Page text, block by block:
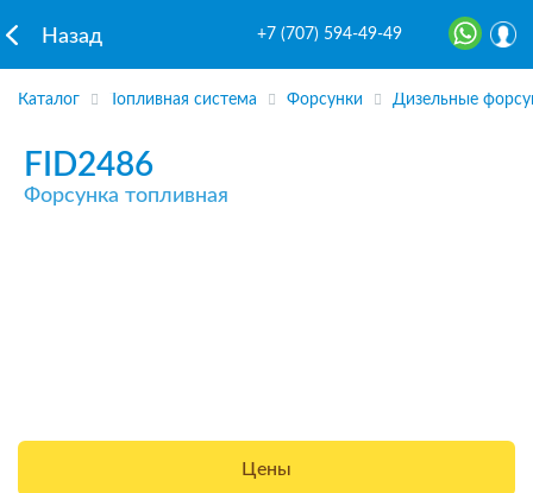
Назад +7 (707) 594-49-49
Каталог Топливная система Форсунки Дизельные
FID2486
Форсунка топливная
Цены